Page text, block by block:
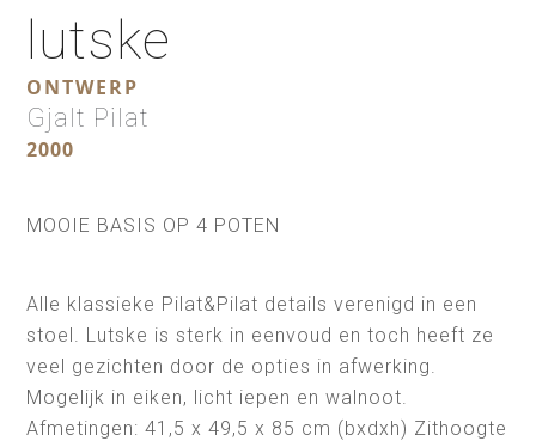
lutske
ONTWERP
Gjalt Pilat
2000
MOOIE BASIS OP 4 POTEN
Alle klassieke Pilat&Pilat details verenigd in een
stoel. Lutske is sterk in eenvoud en toch heeft ze
veel gezichten door de opties in afwerking.
Mogelijk in eiken, licht iepen en walnoot.
Afmetingen: 41,5 x 49,5 x 85 cm (bxdxh) Zithoogte